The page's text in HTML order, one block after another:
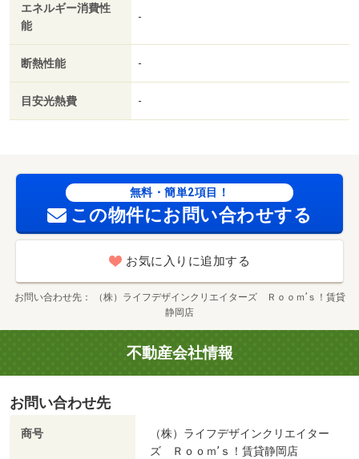
エネルギー消費性
能
-
断熱性能 -
目安光熱費 -
無料・簡単2項目！
この物件にお問い合わせする
お気に入りに追加する
お問い合わせ先
（株）ライフデザインクリエイターズ Ｒｏｏｍ’ｓ！賃貸
静岡店
不動産会社情報
お問い合わせ先
商号
（株）ライフデザインクリエイター
ズ Ｒｏｏｍ’ｓ！賃貸静岡店